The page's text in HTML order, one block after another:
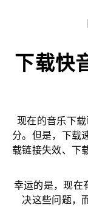
下载快
现在的音乐下
分。但是，下载
载链接失效、下
幸运的是，现在
决这些问题，